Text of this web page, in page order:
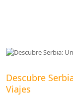
Descubre
Viajes